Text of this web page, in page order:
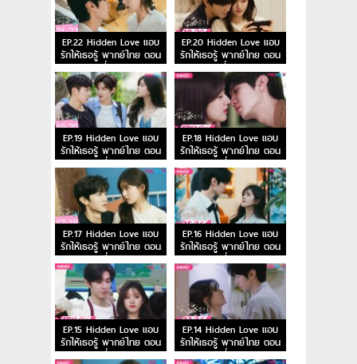
EP.22 Hidden Love แอบ
รักให้เธอรู้ พากย์ไทย ตอน
ที่ 22
EP.20 Hidden Love แอบ
รักให้เธอรู้ พากย์ไทย ตอน
ที่ 20
EP.19 Hidden Love แอบ
รักให้เธอรู้ พากย์ไทย ตอน
ที่ 19
EP.18 Hidden Love แอบ
รักให้เธอรู้ พากย์ไทย ตอน
ที่ 18
EP.17 Hidden Love แอบ
รักให้เธอรู้ พากย์ไทย ตอน
ที่ 17
EP.16 Hidden Love แอบ
รักให้เธอรู้ พากย์ไทย ตอน
ที่ 16
EP.15 Hidden Love แอบ
รักให้เธอรู้ พากย์ไทย ตอน
ที่ 15
EP.14 Hidden Love แอบ
รักให้เธอรู้ พากย์ไทย ตอน
ที่ 14